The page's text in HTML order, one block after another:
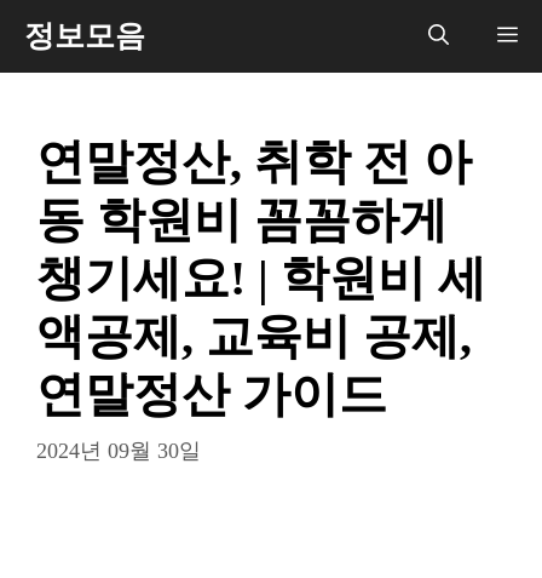
정보모음 메
연말정산, 취학 전 아
동 학원비 꼼꼼하게
챙기세요! | 학원비 세
액공제, 교육비 공제,
연말정산 가이드
2024년 09월 30일